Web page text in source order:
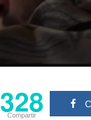
328
Compartir